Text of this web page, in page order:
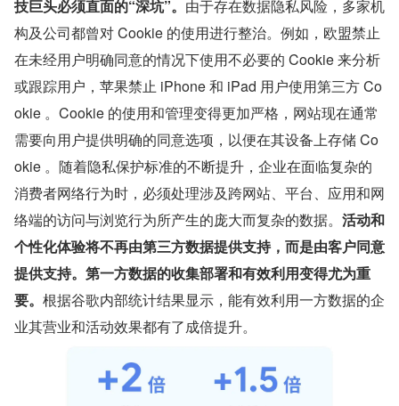
技巨头必须直面的“深坑”。 由于存在数据隐私风险，多家机
构及公司都曾对 Cookie 的使用进行整治。例如，欧盟禁止
在未经用户明确同意的情况下使用不必要的 Cookie 来分析
或跟踪用户，苹果禁止 iPhone 和 iPad 用户使用第三方 Co
okie 。Cookie 的使用和管理变得更加严格，网站现在通常
需要向用户提供明确的同意选项，以便在其设备上存储 Co
okie 。随着隐私保护标准的不断提升，企业在面临复杂的
消费者网络行为时，必须处理涉及跨网站、平台、应用和网
络端的访问与浏览行为所产生的庞大而复杂的数据。 活动和
个性化体验将不再由第三方数据提供支持，而是由客户同意
提供支持。第一方数据的收集部署和有效利用变得尤为重
要。 根据谷歌内部统计结果显示，能有效利用一方数据的企
业其营业和活动效果都有了成倍提升。